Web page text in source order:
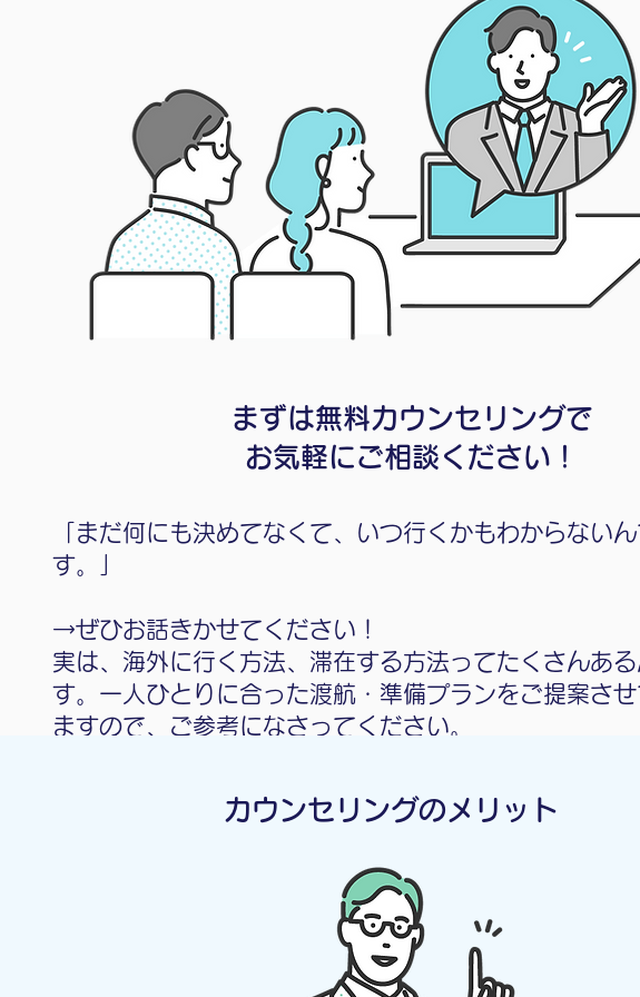
まずは無料カウンセリングで
お気軽にご相談ください！
「まだ何にも決めてなくて、いつ行くかもわからない
す。」
→ぜひお話きかせてください！
実は、海外に行く方法、滞在する方法ってたくさんあ
す。一人ひとりに合った渡航・準備プランをご提案さ
ますので、ご参考になさってください。
カウンセリングのメリット